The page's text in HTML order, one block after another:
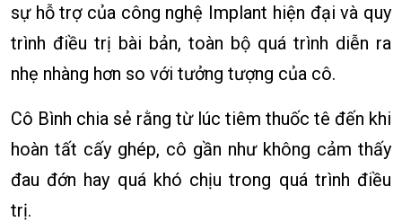
sự hỗ trợ của công nghệ Implant hiện đại và quy
trình điều trị bài bản, toàn bộ quá trình diễn ra
nhẹ nhàng hơn so với tưởng tượng của cô.
Cô Bình chia sẻ rằng từ lúc tiêm thuốc tê đến khi
hoàn tất cấy ghép, cô gần như không cảm thấy
đau đớn hay quá khó chịu trong quá trình điều
trị.